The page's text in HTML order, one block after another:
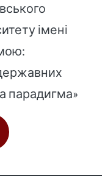
імені
парадигма»